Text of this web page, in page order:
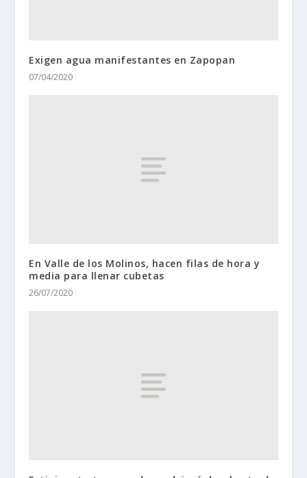
Exigen agua manifestantes en Zapopan
07/04/2020
En Valle de los Molinos, hacen filas de hora y
media para llenar cubetas
26/07/2020